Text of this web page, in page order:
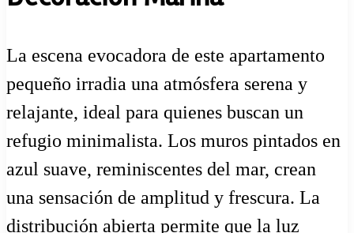
La escena evocadora de este apartamento
pequeño irradia una atmósfera serena y
relajante, ideal para quienes buscan un
refugio minimalista. Los muros pintados en
azul suave, reminiscentes del mar, crean
una sensación de amplitud y frescura. La
distribución abierta permite que la luz